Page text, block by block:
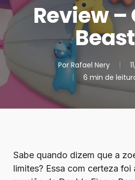
Review –
Por Rafael Nery
6 min de
Sabe quando dizem que a
limites? Essa com certeza foi